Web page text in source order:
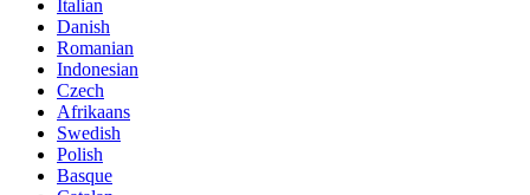
Italian
Danish
Romanian
Indonesian
Czech
Afrikaans
Swedish
Polish
Basque